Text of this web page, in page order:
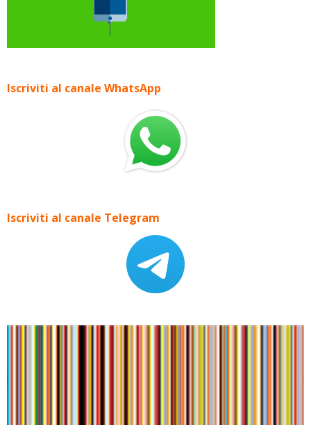
Iscriviti al canale WhatsApp
Iscriviti al canale Telegram